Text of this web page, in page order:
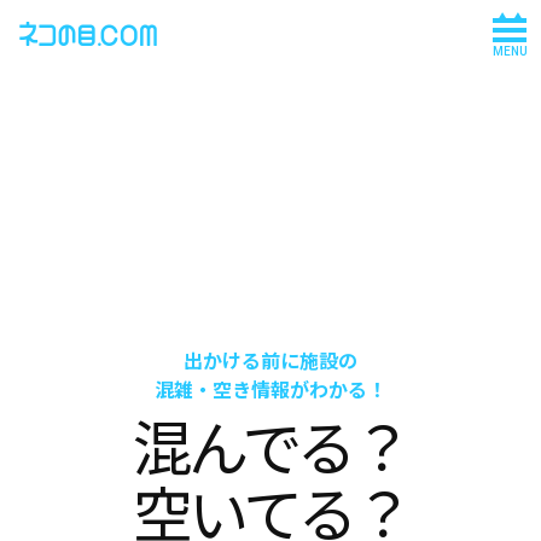
MENU
出かける前に施設の
混雑・空き情報がわかる！
混んでる？
空いてる？